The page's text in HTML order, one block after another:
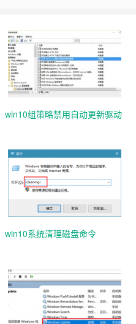
win10组策略禁用自动更新驱动
win10系统清理磁盘命令